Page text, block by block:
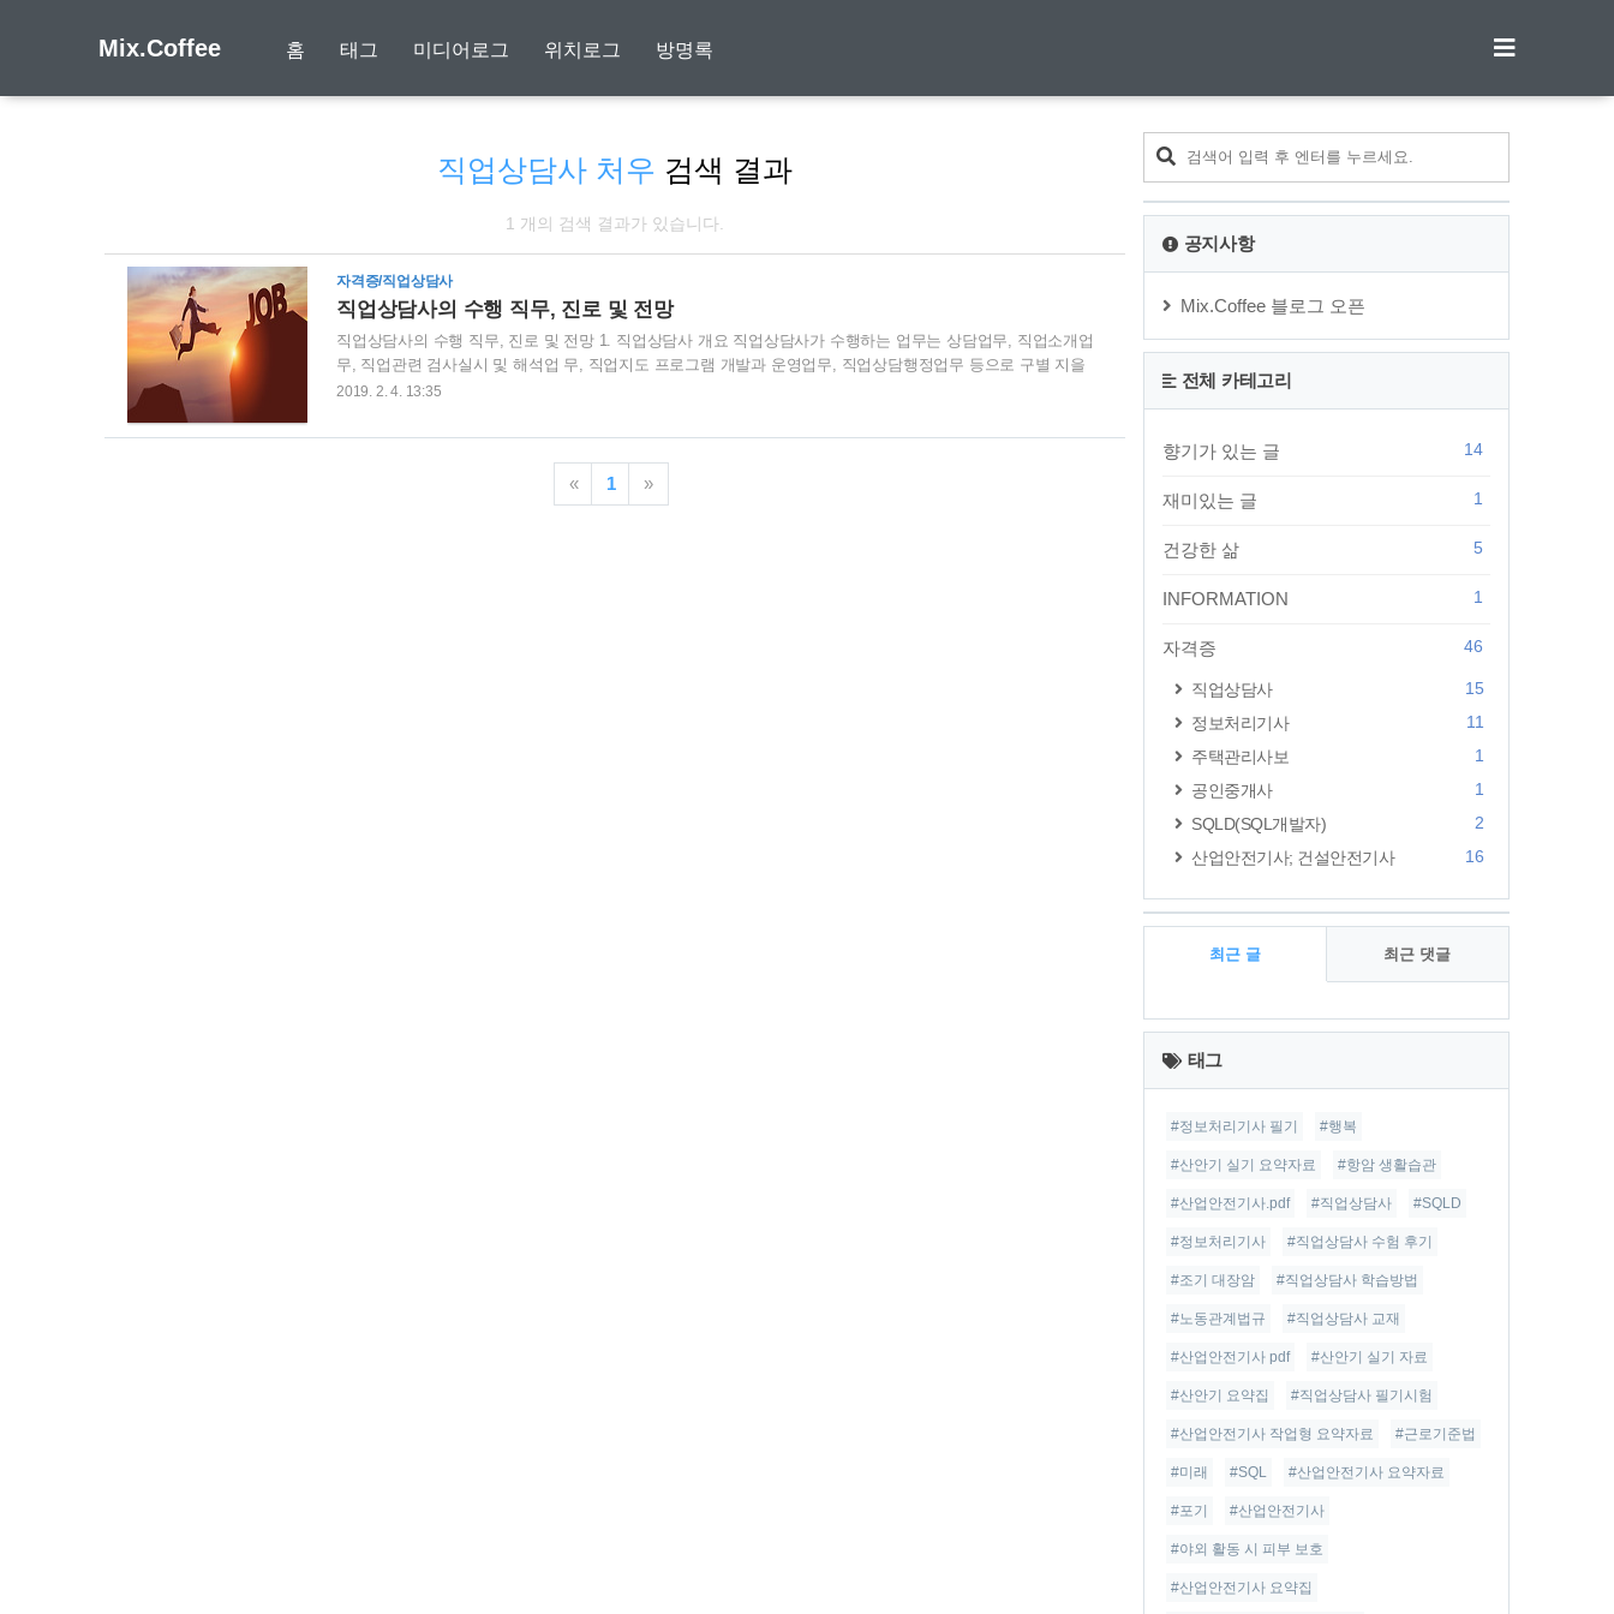
Mix.Coffee 홈 태그 미디어로그 위치로그 방명록
직업상담사 처우 검색 결과
1 개의 검색 결과가 있습니다.
자격증/직업상담사
직업상담사의 수행 직무, 진로 및 전망
직업상담사의 수행 직무, 진로 및 전망 1. 직업상담사 개요 직업상담사가 수행하는 업무는 상담업무, 직업소개업
무, 직업관련 검사실시 및 해석업 무, 직업지도 프로그램 개발과 운영업무, 직업상담행정업무 등으로 구별 지을
수 있습니다. 주요 상담업무에는 근로기준법을 비롯한 노동관계법규 등 노동시장에서 발생되는 직업 과 관련된
상담, 은퇴후 상담 등의 각종 직업상담이 있습니다. 직업상담원은 구직자들이 그들의 교육, 경력, 기술, 자격증,
구직직종, 원하는 임금 등 을 포함한 구직표를 정확하게 작성하도록 도와주며 구직표를 제출하면 정확하게 되었
는 지를 검토하며 필요하면 수정을 한다. 직업상담원은 구직자들..
2019. 2. 4. 13:35
« 1 »
공지사항
Mix.Coffee 블로그 오픈
전체 카테고리
향기가 있는 글 14
재미있는 글 1
건강한 삶 5
INFORMATION 1
자격증 46
직업상담사
15
정보처리기사
11
주택관리사보
1
공인중개사
1
SQLD(SQL개발자)
2
산업안전기사; 건설안전기사
16
최근 글 최근 댓글
최
근
글
태그
#정보처리기사 필기 #행복
#산안기 실기 요약자료 #항암 생활습관
#산업안전기사.pdf #직업상담사 #SQLD
#정보처리기사 #직업상담사 수험 후기
#조기 대장암 #직업상담사 학습방법
#노동관계법규 #직업상담사 교재
#산업안전기사 pdf #산안기 실기 자료
#산안기 요약집 #직업상담사 필기시험
#산업안전기사 작업형 요약자료 #근로기준법
#미래 #SQL #산업안전기사 요약자료
#포기 #산업안전기사
#야외 활동 시 피부 보호
#산업안전기사 요약집